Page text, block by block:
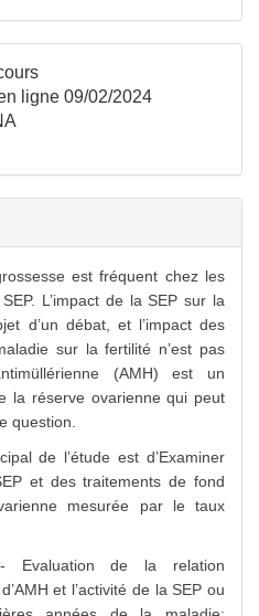
ligne 09/02/2024
est fréquent chez les
L’impact de la SEP sur la
d’un débat, et l’impact des
sur la fertilité n’est pas
(AMH) est un
la réserve ovarienne qui peut
question.
de l’étude est d’Examiner
et des traitements de fond
mesurée par le taux
- Evaluation de la relation
et l’activité de la SEP ou